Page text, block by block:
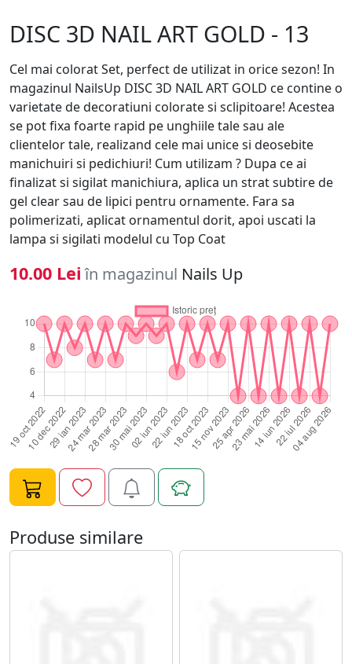
DISC 3D NAIL ART GOLD - 13
Cel mai colorat Set, perfect de utilizat in orice sezon! In
magazinul NailsUp DISC 3D NAIL ART GOLD ce contine o
varietate de decoratiuni colorate si sclipitoare! Acestea
se pot fixa foarte rapid pe unghiile tale sau ale
clientelor tale, realizand cele mai unice si deosebite
manichuiri si pedichiuri! Cum utilizam ? Dupa ce ai
finalizat si sigilat manichiura, aplica un strat subtire de
gel clear sau de lipici pentru ornamente. Fara sa
polimerizati, aplicat ornamentul dorit, apoi uscati la
lampa si sigilati modelul cu Top Coat
10.00 Lei în magazinul Nails Up
Produse similare